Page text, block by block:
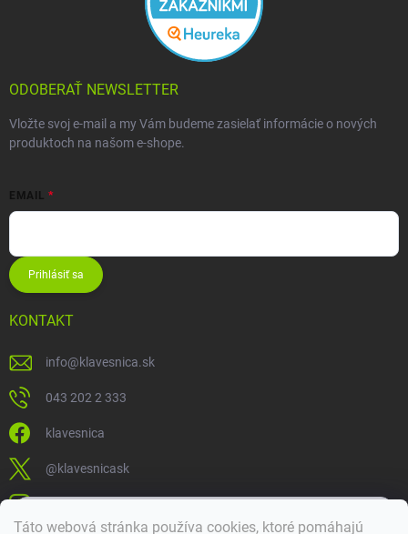
Táto webová stránka používa cookies, ktoré pomáhajú
ODOBERAŤ NEWSLETTER
Vložte svoj e-mail a my Vám budeme zasielať informácie o nových
produktoch na našom e-shope.
EMAIL
Prihlásiť sa
KONTAKT
info@klavesnica.sk
043 202 2 333
klavesnica
@klavesnicask
klavesnica_sk